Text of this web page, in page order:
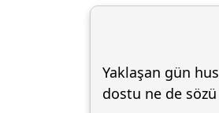
Yaklaşan gün
dostu ne de